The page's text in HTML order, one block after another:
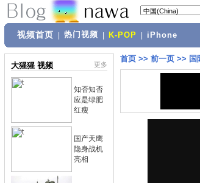
视频首页 热门视频 K-POP iPhone
大猩猩 视频 更多
知否知否
应是绿肥
红瘦
国产天鹰
隐身战机
亮相
首页 >> 前一页 >> 国